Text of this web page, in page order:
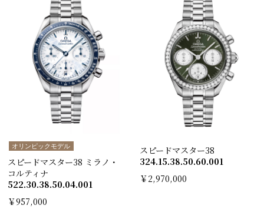
オリンピックモデル
スピードマスター38 ミラノ・
コルティナ
522.30.38.50.04.00 1
￥957,000
スピードマスター38
324.15.38.50.60.001
￥2,970,000